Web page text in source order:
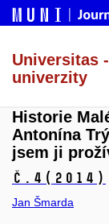
Universitas
univerzity
Historie
Antonína
jsem ji
č.4 (2014)
Jan Šmarda